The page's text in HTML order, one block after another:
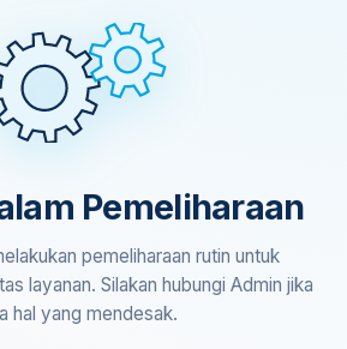
Pemeliharaan
pemeliharaan rutin untuk
layanan. Silakan hubungi Admin jika
hal yang mendesak.